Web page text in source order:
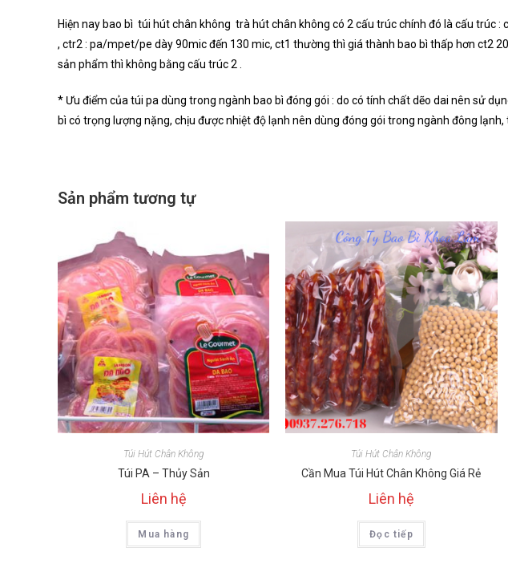
Hiện nay bao bì túi hút chân không trà hút chân không có 2 cấu trúc chính đó là cấu trúc
, ctr2 : pa/mpet/pe dày 90mic đến 130 mic, ct1 thường thì giá thành bao bì thấp hơn ct2
sản phẩm thì không bằng cấu trúc 2 .
* Ưu điểm của túi pa dùng trong ngành bao bì đóng gói : do có tính chất dẽo dai nên sử
bì có trọng lượng nặng, chịu được nhiệt độ lạnh nên dùng đóng gói trong ngành đông lạnh,
Sản phẩm tương tự
Túi Hút Chân Không
Túi PA – Thủy Sản
Liên hệ
Mua hàng
Túi Hút Chân Không
Cần Mua Túi Hút Chân Không Giá Rẻ
Liên hệ
Đọc tiếp